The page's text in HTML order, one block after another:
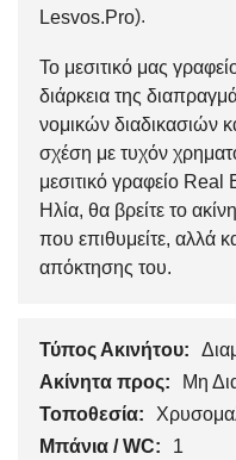
Lesvos.Pro).
Το μεσιτικό μας
διάρκεια της
νομικών διαδικασιών
σχέση με τυχόν
μεσιτικό γραφείο
Ηλία, θα βρείτε το
που επιθυμείτε, αλλά
απόκτησης του.
Τύπος Ακινήτου:
Ακίνητα προς:
Μη
Τοποθεσία:
Μπάνια / WC:
1